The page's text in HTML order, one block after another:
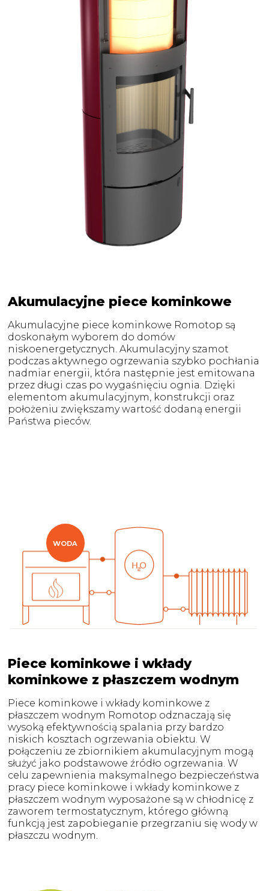
Akumulacyjne piece kominkowe
Akumulacyjne piece kominkowe Romotop są
doskonałym wyborem do domów
niskoenergetycznych. Akumulacyjny szamot
podczas aktywnego ogrzewania szybko pochłania
nadmiar energii, która następnie jest emitowana
przez długi czas po wygaśnięciu ognia. Dzięki
elementom akumulacyjnym, konstrukcji oraz
położeniu zwiększamy wartość dodaną energii
Państwa pieców.
WODA
Piece kominkowe i wkłady
kominkowe z płaszczem wodnym
Piece kominkowe i wkłady kominkowe z
płaszczem wodnym Romotop odznaczają się
wysoką efektywnością spalania przy bardzo
niskich kosztach ogrzewania obiektu. W
połączeniu ze zbiornikiem akumulacyjnym mogą
służyć jako podstawowe źródło ogrzewania. W
celu zapewnienia maksymalnego bezpieczeństwa
pracy piece kominkowe i wkłady kominkowe z
płaszczem wodnym wyposażone są w chłodnicę z
zaworem termostatycznym, którego główną
funkcją jest zapobieganie przegrzaniu się wody w
płaszczu wodnym.